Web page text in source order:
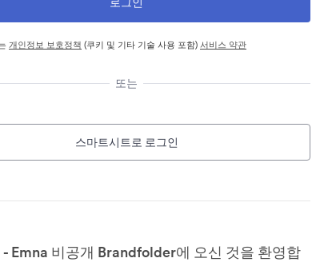
개인정보 보호정책 (쿠키 및 기타 기술 사용 포함)서비스 약관
또는
스마트시트로 로그인
- Emna 비공개 Brandfolder에 오신 것을 환영합